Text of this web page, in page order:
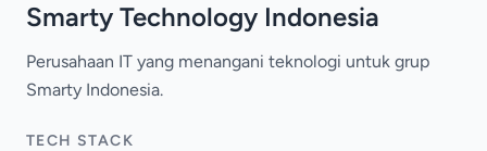
Smarty Technology Indonesia
Perusahaan IT yang menangani teknologi untuk grup
Smarty Indonesia.
TECH STACK